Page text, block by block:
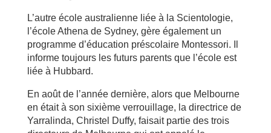
L’autre école australienne liée à la Scientologie,
l’école Athena de Sydney, gère également un
programme d’éducation préscolaire Montessori. Il
informe toujours les futurs parents que l’école est
liée à Hubbard.
En août de l’année dernière, alors que Melbourne
en était à son sixième verrouillage, la directrice de
Yarralinda, Christel Duffy, faisait partie des trois